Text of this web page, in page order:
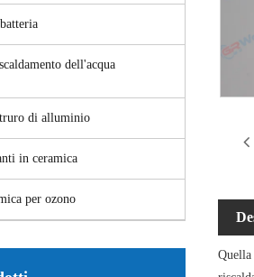
dell'acqua
di alluminio
in ceramica
per ozono
Quella